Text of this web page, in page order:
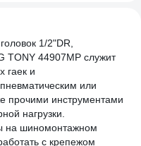
1/2"DR,
TONY 44907MP служит
гаек и
или
прочими инструментами
нагрузки.
на шиномонтажном
с крепежом